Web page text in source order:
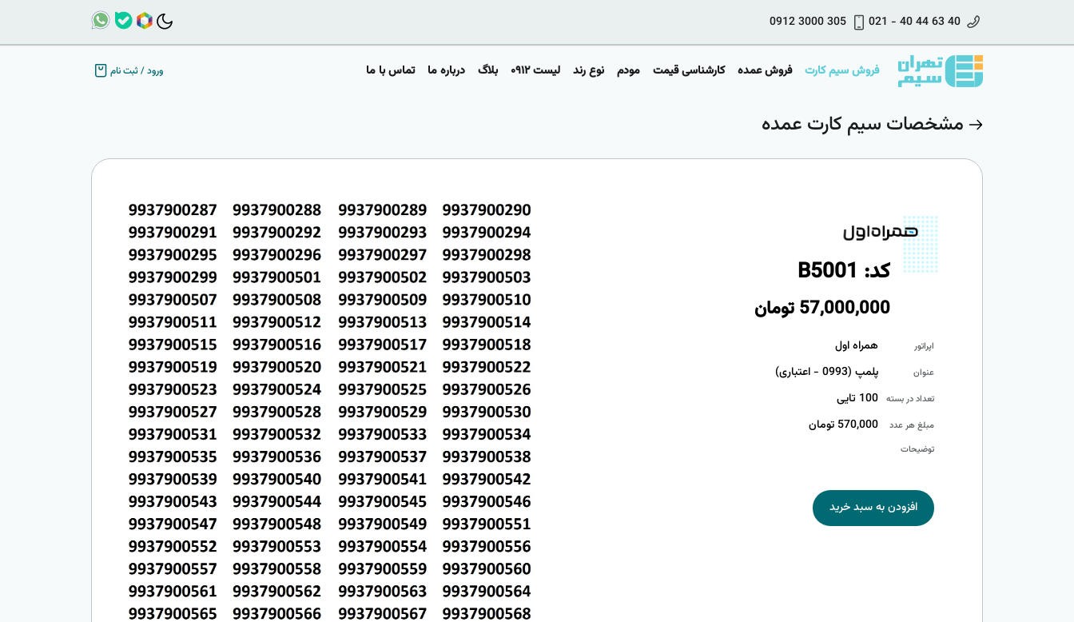
021 - 40 44 63 40
0912 3000 305
فروش سیم کارت فروش عمده کارشناسی قیمت مودم نوع رند لیست ۰۹۱۲ بلاگ درباره ما تماس با ما ورود/ثبت نام
مشخصات سیم کارت عمده
کد: B5001
57,000,000 تومان
اپراتور همراه اول
عنوان پلمپ (0993 - اعتباری)
تعداد در بسته 100 تایی
مبلغ هر عدد 570,000 تومان
توضیحات
افزودن به سبد خرید